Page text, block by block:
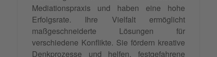
Mediationspraxis und haben eine hohe
Erfolgsrate. Ihre Vielfalt ermöglicht
maßgeschneiderte Lösungen für
verschiedene Konflikte. Sie fördern kreative
Denkprozesse und helfen, festgefahrene